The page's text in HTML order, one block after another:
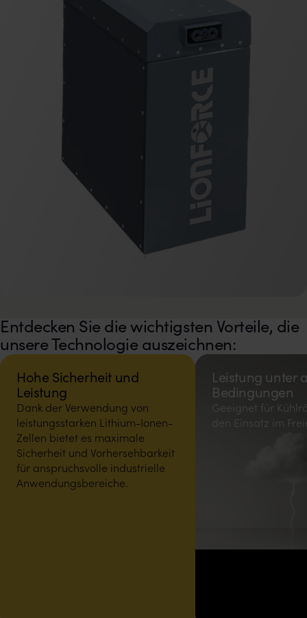
Entdecken Sie die wichtigsten Vorteile, die
unsere Technologie auszeichnen:
Hohe Sicherheit und
Leistung
Dank der Verwendung von
leistungsstarken Lithium-Ionen-
Zellen bietet es maximale
Sicherheit und Vorhersehbarkeit
für anspruchsvolle industrielle
Anwendungsbereiche.
Leistung unter
Bedingungen
Geeignet für
den Einsatz im